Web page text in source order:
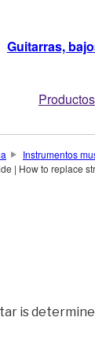
Guitarras,
Productos
Instrumentos
| How to replace
is